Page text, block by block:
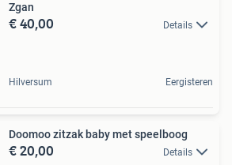
Zgan
€ 40,00 Details
Hilversum Eergisteren
Doomoo zitzak baby met speelboog
€ 20,00 Details